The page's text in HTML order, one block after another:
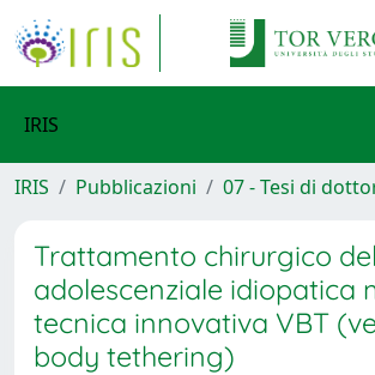
IRIS
IRIS Pubblicazioni 07 - Tesi di
Trattamento chirurgico
adolescenziale idiopatica
tecnica innovativa VBT
body tethering)